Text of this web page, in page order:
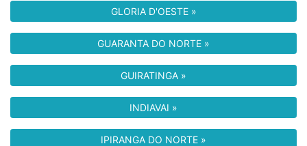
GLORIA D'OESTE »
GUARANTA DO NORTE »
GUIRATINGA »
INDIAVAI »
IPIRANGA DO NORTE »